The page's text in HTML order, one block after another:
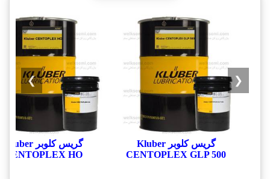
گریس کلوبر Kluber
CENTOPLEX GLP 500‎
گریس کلوبر Kluber
CENTOPLEX HO
❮
❯